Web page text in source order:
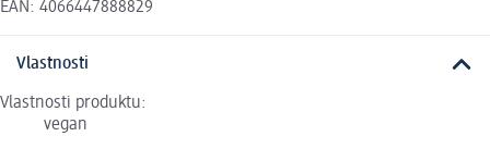
EAN: 4066447888829
Vlastnosti
Vlastnosti produktu:
vegan